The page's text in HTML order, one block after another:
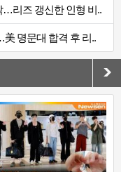
…리즈 갱신한 인형 비..
명문대 합격 후 리..